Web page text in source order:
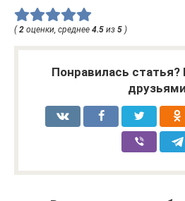
(2 оценки, среднее 4.5 из 5 )
Понравилась